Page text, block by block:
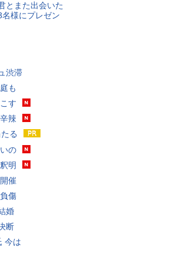
とまた出会いた
様にプレゼン
渋滞
も
す
辣
る
の
明
催
傷
婚
断
今は